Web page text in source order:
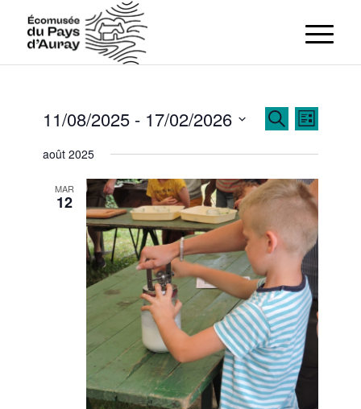
et
navigation
de
vues
Recherche
de
Liste
11/08/2025 - 17/02/2026
une
date.
août 2025
MAR
12